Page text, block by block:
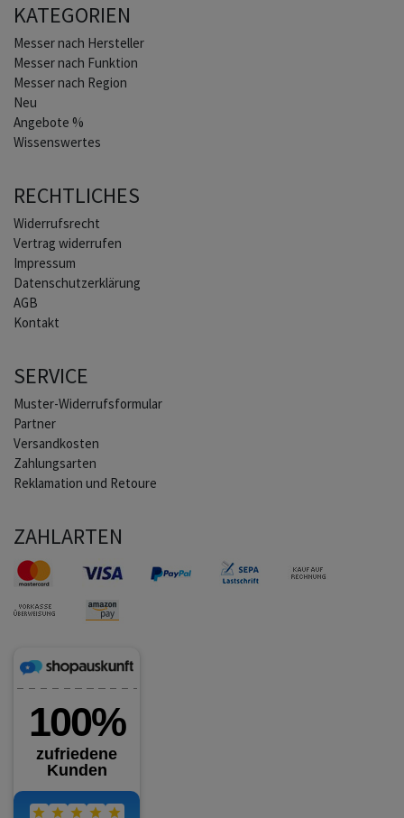
KATEGORIEN
Home
Messer nach Hersteller
Messer nach Funktion
Messer nach Region
Neu
Angebote %
Wissenswertes
RECHTLICHES
Widerrufs­recht
Vertrag widerrufen
Impressum
Daten­schutz­erklärung
AGB
Kontakt
SERVICE
Muster-Widerrufsformular
Partner
Versandkosten
Zahlungsarten
Reklamation und Retoure
ZAHLARTEN